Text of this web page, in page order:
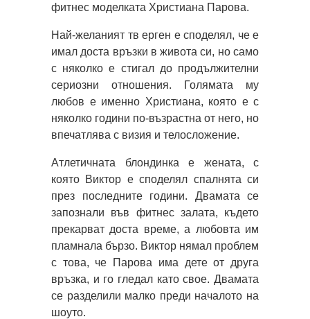
фитнес моделката Христиана Парова.
Най-желаният тв ерген е споделял, че е
имал доста връзки в живота си, но само
с няколко е стигал до продължителни
сериозни отношения. Голямата му
любов е именно Христиана, която е с
няколко години по-възрастна от него, но
впечатлява с визия и телосложение.
Атлетичната блондинка е жената, с
която Виктор е споделял спалнята си
през последните години. Двамата се
запознали във фитнес залата, където
прекарват доста време, а любовта им
пламнала бързо. Виктор нямал проблем
с това, че Парова има дете от друга
връзка, и го гледал като свое. Двамата
се разделили малко преди началото на
шоуто.